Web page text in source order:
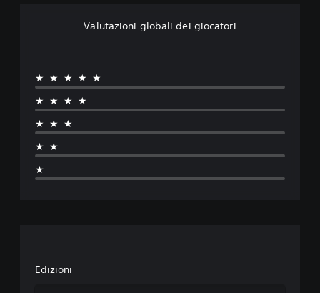
Valutazioni globali dei giocatori
★★★★★
★★★★
★★★
★★
★
Edizioni